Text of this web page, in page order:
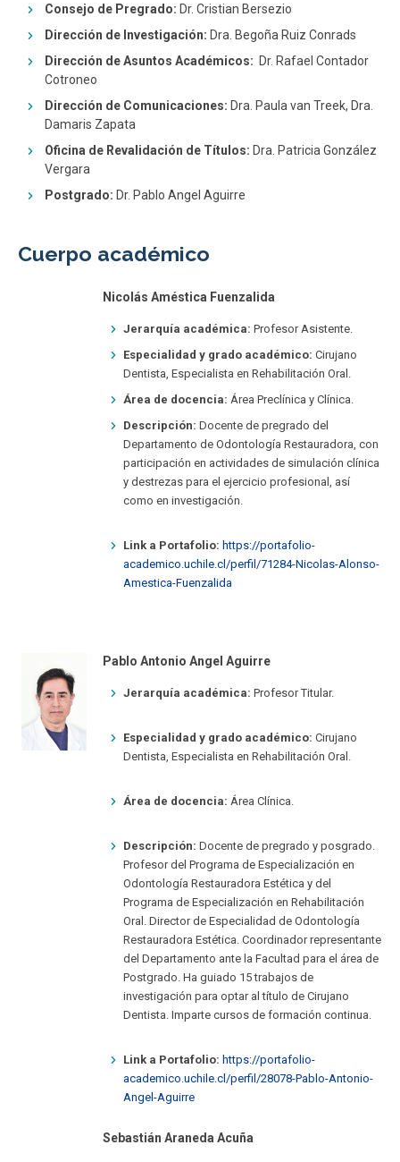
Consejo de Pregrado: Dr. Cristian Bersezio
Dirección de Investigación: Dra. Begoña Ruiz Conrads
Dirección de Asuntos Académicos: Dr. Rafael Contador
Cotroneo
Dirección de Comunicaciones: Dra. Paula van Treek, Dra.
Damaris Zapata
Oficina de Revalidación de Títulos: Dra. Patricia González
Vergara
Postgrado: Dr. Pablo Angel Aguirre
Cuerpo académico
Nicolás Améstica Fuenzalida
Jerarquía académica: Profesor Asistente.
Especialidad y grado académico: Cirujano
Dentista, Especialista en Rehabilitación Oral.
Área de docencia: Área Preclínica y Clínica.
Descripción: Docente de pregrado del
Departamento de Odontología Restauradora, con
participación en actividades de simulación clínica
y destrezas para el ejercicio profesional, así
como en investigación.
Link a Portafolio: https://portafolio-
academico.uchile.cl/perfil/71284-Nicolas-Alonso-
Amestica-Fuenzalida
Pablo Antonio Angel Aguirre
Jerarquía académica: Profesor Titular.
Especialidad y grado académico: Cirujano
Dentista, Especialista en Rehabilitación Oral.
Área de docencia: Área Clínica.
Descripción: Docente de pregrado y posgrado.
Profesor del Programa de Especialización en
Odontología Restauradora Estética y del
Programa de Especialización en Rehabilitación
Oral. Director de Especialidad de Odontología
Restauradora Estética. Coordinador representante
del Departamento ante la Facultad para el área de
Postgrado. Ha guiado 15 trabajos de
investigación para optar al título de Cirujano
Dentista. Imparte cursos de formación continua.
Link a Portafolio: https://portafolio-
academico.uchile.cl/perfil/28078-Pablo-Antonio-
Angel-Aguirre
Sebastián Araneda Acuña